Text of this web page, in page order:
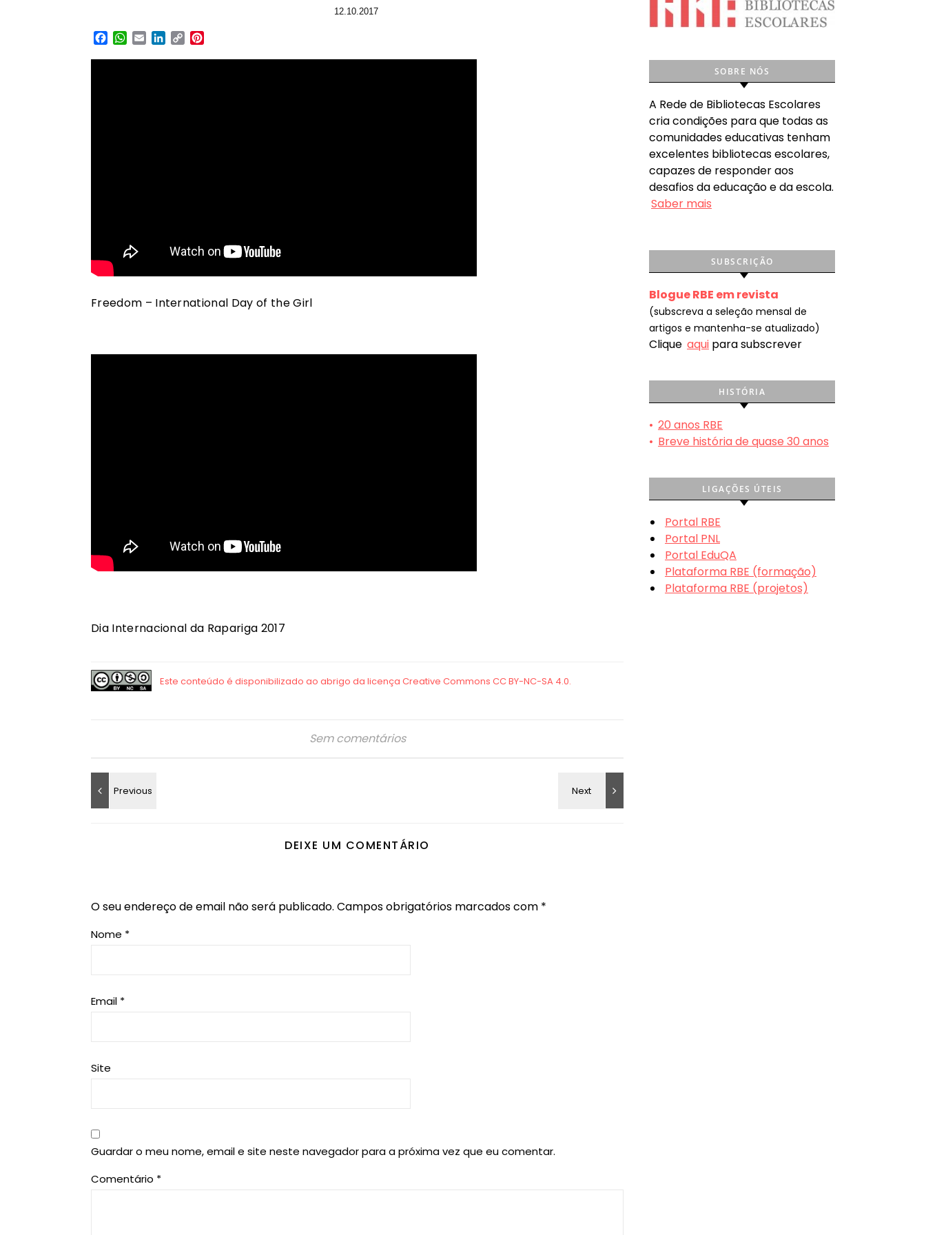
12.10.2017
Facebook
WhatsApp
EmailLinkedIn
Copy
Freedom – International Day of the Girl
Dia Internacional da Rapariga 2017
Sem comentários
DEIXE UM COMENTÁRIO
O seu endereço de email não será publicado. Campos obrigatórios marcados com *
Nome *
Email *
Site
Guardar o meu nome, email e site neste navegador para a próxima vez que eu comentar.
Comentário *
SOBRE NÓS
A Rede de Bibliotecas Escolares
cria condições para que todas as
comunidades educativas tenham
excelentes bibliotecas escolares,
capazes de responder aos
desafios da educação e da escola.
Saber mais
SUBSCRIÇÃO
Blogue RBE em revista
(subscreva a seleção mensal de
artigos e mantenha-se atualizado)
Clique aqui para subscrever
HISTÓRIA
• 20 anos RBE
• Breve história de quase 30 anos
LIGAÇÕES ÚTEIS
Portal RBE
Portal PNL
Portal EduQA
Plataforma RBE (formação)
Plataforma RBE (projetos)